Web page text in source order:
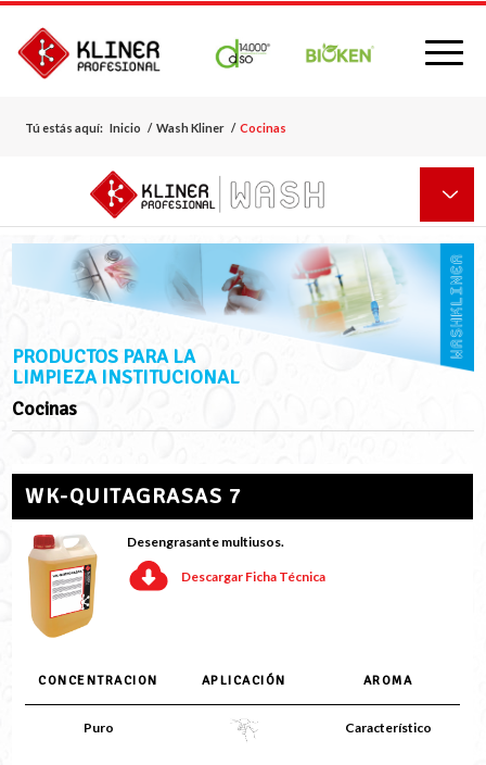
Tú estás aquí: Inicio / Wash Kliner / Cocinas
PRODUCTOS PARA LA
LIMPIEZA INSTITUCIONAL
Cocinas
WK-QUITAGRASAS 7
Desengrasante multiusos.
Descargar Ficha Técnica
CONCENTRACION APLICACIÓN AROMA
Puro Característico